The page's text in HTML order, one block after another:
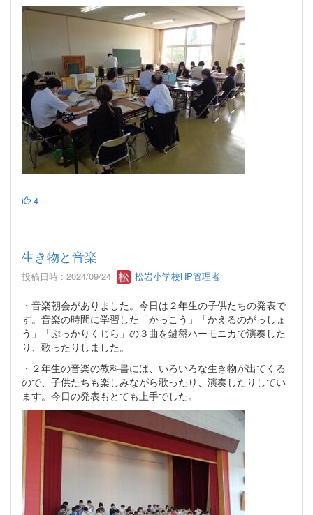
4
生き物と音楽
投稿日時 : 2024/09/24 松岩小学校HP管理者
・音楽朝会がありました。今日は２年生の子供たちの発表で
す。音楽の時間に学習した「かっこう」「かえるのがっしょ
う」「ぷっかりくじら」の３曲を鍵盤ハーモニカで演奏した
り、歌ったりしました。
・２年生の音楽の教科書には、いろいろな生き物が出てくる
ので、子供たちも楽しみながら歌ったり、演奏したりしてい
ます。今日の発表もとても上手でした。